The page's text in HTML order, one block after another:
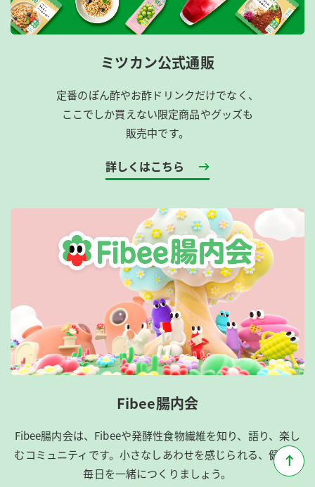
ミツカン公式通販
定番のぽん酢やお酢ドリンクだけでなく、
ここでしか買えない限定商品やグッズも
販売中です。
詳しくはこちら
Fibee腸内会
Fibee腸内会は、​Fibeeや発酵性食物繊維を知り、語り、楽し
むコミュニティです。​小さなしあわせを感じられる、健康な
毎日を一緒につくりましょう。